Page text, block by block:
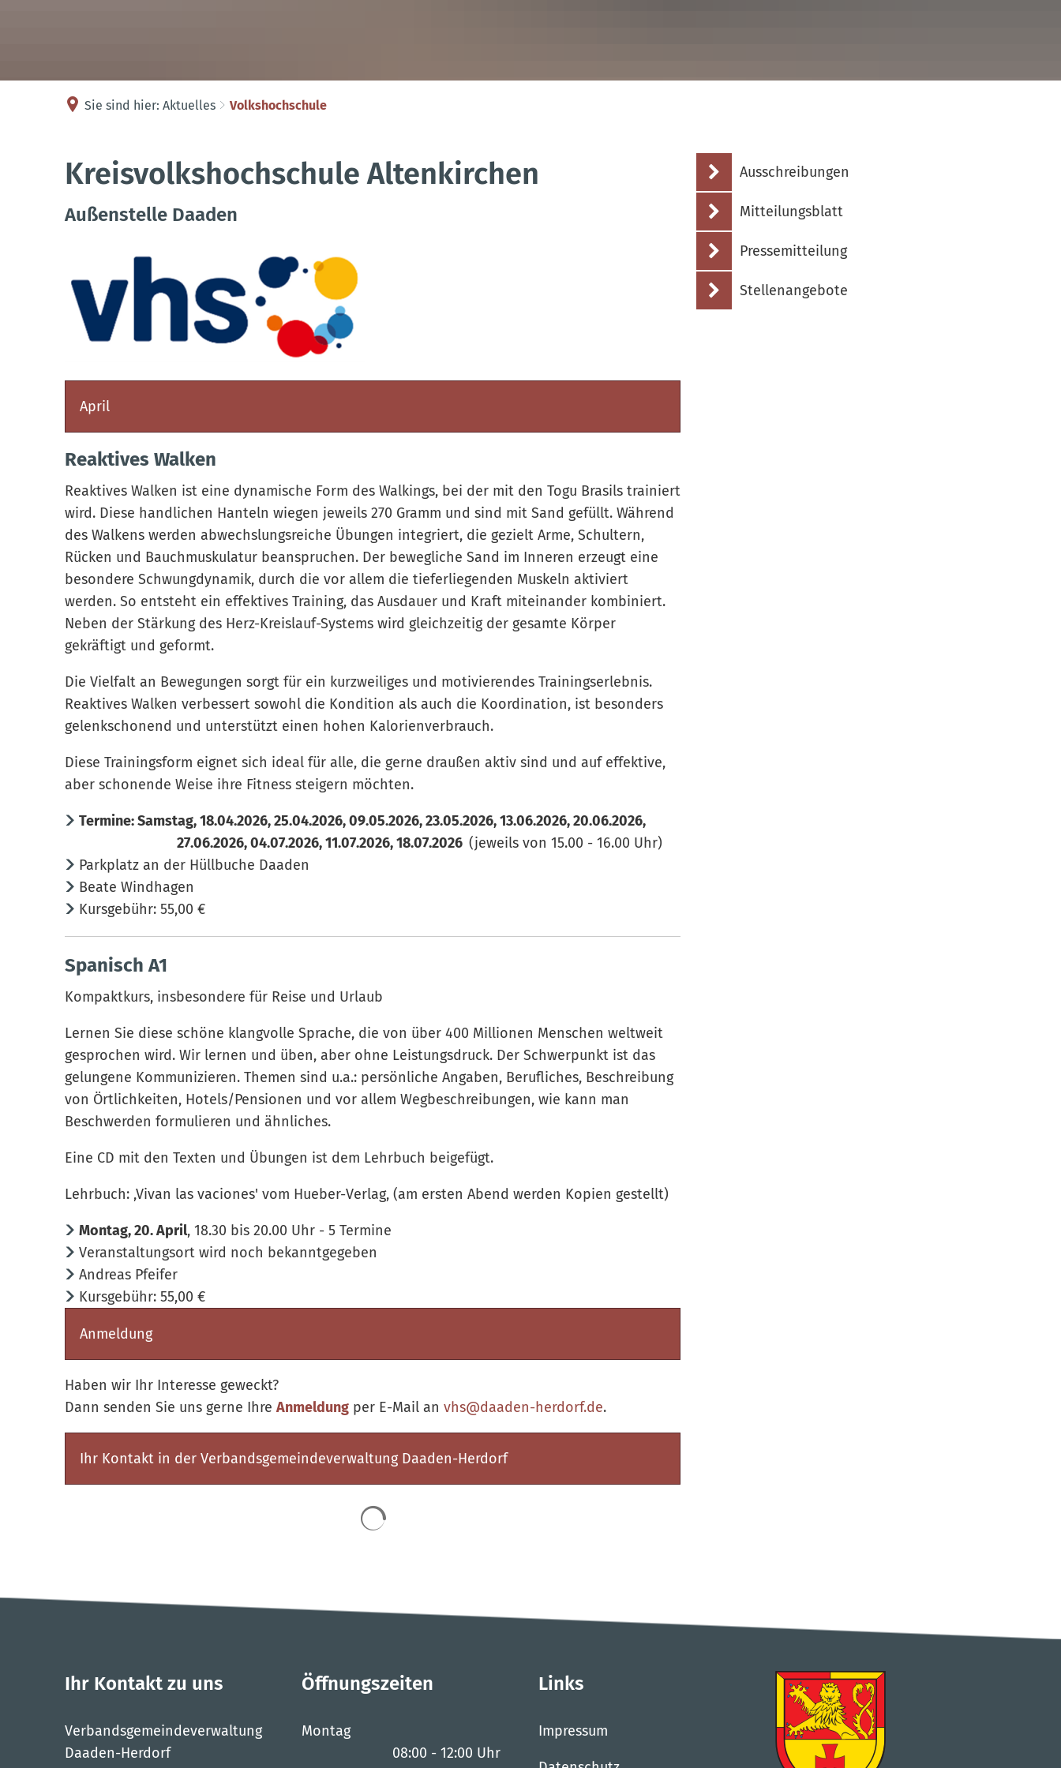
Sie sind hier: Aktuelles Volkshochschule
Volkshochschule
Kreisvolkshochschule Altenkirchen
Außenstelle Daaden
April
Reaktives Walken
Reaktives Walken ist eine dynamische Form des Walkings, bei der mit den Togu Brasils trainiert
wird. Diese handlichen Hanteln wiegen jeweils 270 Gramm und sind mit Sand gefüllt. Während
des Walkens werden abwechslungsreiche Übungen integriert, die gezielt Arme, Schultern,
Rücken und Bauchmuskulatur beanspruchen. Der bewegliche Sand im Inneren erzeugt eine
besondere Schwungdynamik, durch die vor allem die tieferliegenden Muskeln aktiviert
werden. So entsteht ein effektives Training, das Ausdauer und Kraft miteinander kombiniert.
Neben der Stärkung des Herz-Kreislauf-Systems wird gleichzeitig der gesamte Körper
gekräftigt und geformt.
Die Vielfalt an Bewegungen sorgt für ein kurzweiliges und motivierendes Trainingserlebnis.
Reaktives Walken verbessert sowohl die Kondition als auch die Koordination, ist besonders
gelenkschonend und unterstützt einen hohen Kalorienverbrauch.
Diese Trainingsform eignet sich ideal für alle, die gerne draußen aktiv sind und auf effektive,
aber schonende Weise ihre Fitness steigern möchten.
Termine: Samstag, 18.04.2026, 25.04.2026, 09.05.2026, 23.05.2026, 13.06.2026, 20.06.2026,
27.06.2026, 04.07.2026, 11.07.2026, 18.07.2026 (jeweils von 15.00 - 16.00 Uhr)
Parkplatz an der Hüllbuche Daaden
Beate Windhagen
Kursgebühr: 55,00 €
Spanisch A1
Kompaktkurs, insbesondere für Reise und Urlaub
Lernen Sie diese schöne klangvolle Sprache, die von über 400 Millionen Menschen weltweit
gesprochen wird. Wir lernen und üben, aber ohne Leistungsdruck. Der Schwerpunkt ist das
gelungene Kommunizieren. Themen sind u.a.: persönliche Angaben, Berufliches, Beschreibung
von Örtlichkeiten, Hotels/Pensionen und vor allem Wegbeschreibungen, wie kann man
Beschwerden formulieren und ähnliches.
Eine CD mit den Texten und Übungen ist dem Lehrbuch beigefügt.
Lehrbuch: ,Vivan las vaciones' vom Hueber-Verlag, (am ersten Abend werden Kopien gestellt)
Montag, 20. April, 18.30 bis 20.00 Uhr - 5 Termine
Veranstaltungsort wird noch bekanntgegeben
Andreas Pfeifer
Kursgebühr: 55,00 €
Anmeldung
Haben wir Ihr Interesse geweckt?
Dann senden Sie uns gerne Ihre Anmeldung per E-Mail an vhs@daaden-herdorf.de.
Ihr Kontakt in der Verbandsgemeindeverwaltung Daaden-Herdorf
Ausschreibungen
Mitteilungsblatt
Pressemitteilung
Stellenangebote
Ihr Kontakt zu uns
Verbandsgemeindeverwaltung
Daaden-Herdorf
Öffnungszeiten
Montag
08:00 - 12:00 Uhr
Links
Impressum